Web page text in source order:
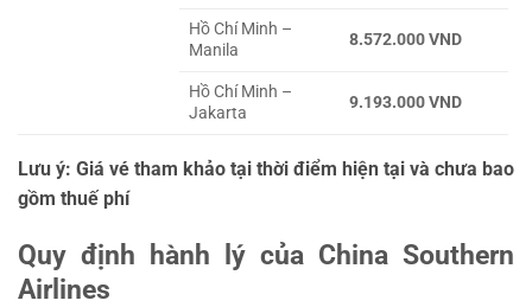
Hồ Chí Minh –
Manila
8.572.000 VND
Hồ Chí Minh –
Jakarta
9.193.000 VND
Lưu ý: Giá vé tham khảo tại thời điểm hiện tại và chưa bao
gồm thuế phí
Quy định hành lý của China Southern
Airlines